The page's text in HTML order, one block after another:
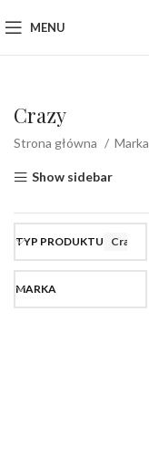
MENU
Crazy
Strona główna Marka
Show sidebar
TYP PRODUKTU Crazy
MARKA